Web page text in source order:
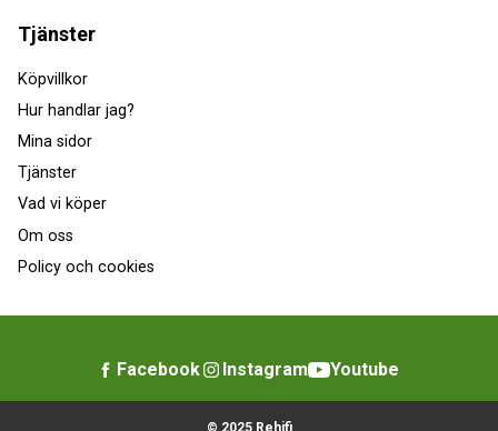
Tjänster
Köpvillkor
Hur handlar jag?
Mina sidor
Tjänster
Vad vi köper
Om oss
Policy och cookies
Facebook Instagram Youtube
© 2025 Rehifi